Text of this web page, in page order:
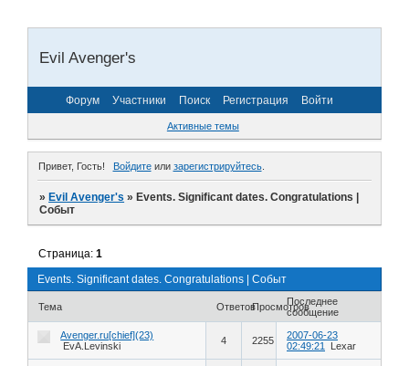
Evil Avenger's
Форум Участники Поиск Регистрация Войти
Активные темы
Привет, Гость! Войдитеили зарегистрируйтесь.
»Evil Avenger's »Events. Significant dates. Congratulations |
Событ
Events. Significant dates. Congratulations | Событ
Страница:1
Тема ОтветовПросмотровПоследнее
сообщение
Avenger.ru[chief](23)
EvA.Levinski
4 2255
2007-06-23
02:49:21
Lexar